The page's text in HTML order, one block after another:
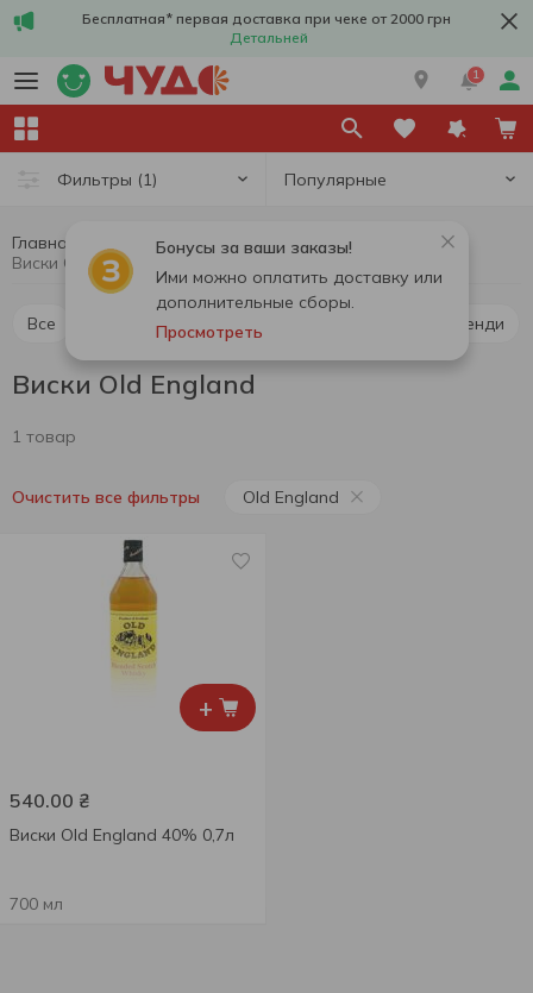
Бесплатная* первая доставка при чеке от 2000 грн
Детальней
1
Фильтры (1) Популярные
Бонусы за ваши заказы!
Ими можно оплатить доставку или
дополнительные сборы.
Просмотреть
Главная Алкоголь Крепкий алкоголь
Виски Old England
Все Коньяк и бренди
Виски Old England
1 товар
Очистить все фильтры Old England
+
540.00 ₴
Виски Old England 40% 0,7л
700 мл